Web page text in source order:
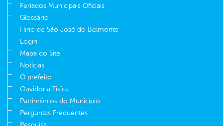
Feriados Municipais Oficiais
Glossário
Hino de São José do Belmonte
Login
Mapa do Site
Notícias
O prefeito
Ouvidoria Fisíca
Patrimônios do Município
Perguntas Frequentes